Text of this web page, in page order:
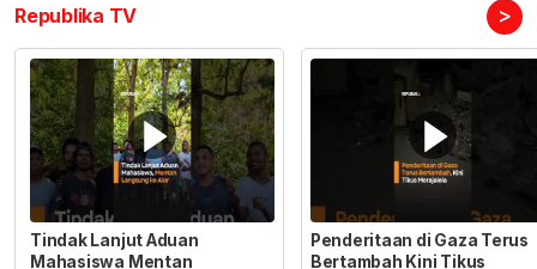
Republika TV >
Tindak Lanjut Aduan
Mahasiswa Mentan
Penderitaan di Gaza Terus
Bertambah Kini Tikus